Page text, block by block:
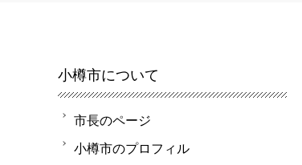
小樽市について
市長のページ
小樽市のプロフィル